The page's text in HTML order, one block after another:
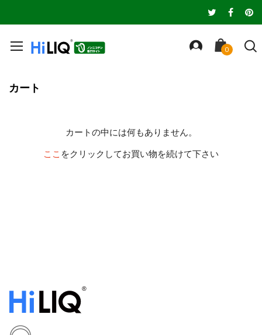
カート
カートの中には何もありません。
ここをクリックしてお買い物を続けて下さい